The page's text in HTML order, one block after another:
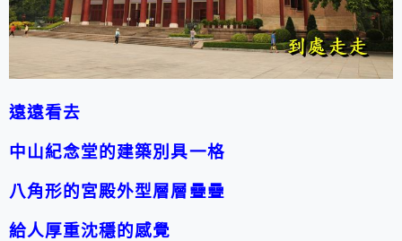
遠遠看去
中山紀念堂的建築別具一格
八角形的宮殿外型層層疊疊
給人厚重沈穩的感覺